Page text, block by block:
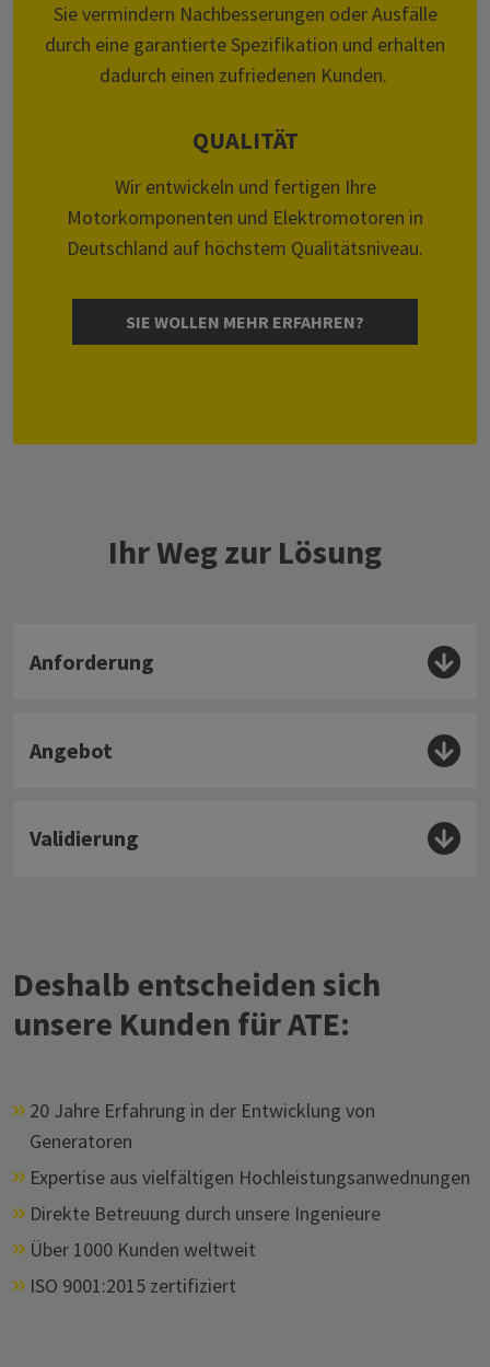
Sie vermindern Nachbesserungen oder Ausfälle
durch eine garantierte Spezifikation und erhalten
dadurch einen zufriedenen Kunden.
QUALITÄT
Wir entwickeln und fertigen Ihre
Motorkomponenten und Elektromotoren in
Deutschland auf höchstem Qualitätsniveau.
SIE WOLLEN MEHR ERFAHREN?
Ihr Weg zur Lösung
Anforderung
Angebot
Validierung
Deshalb entscheiden sich
unsere Kunden für ATE:
20 Jahre Erfahrung in der Entwicklung von
Generatoren
Expertise aus vielfältigen Hochleistungsanwednungen
Direkte Betreuung durch unsere Ingenieure
Über 1000 Kunden weltweit
ISO 9001:2015 zertifiziert